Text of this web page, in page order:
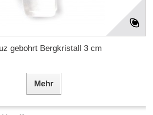
gebohrt Bergkristall 3 cm
Mehr